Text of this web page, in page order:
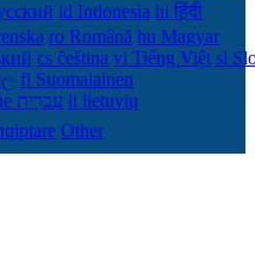
id Indonesia hi हिंदी
ro Română hu Magyar
cs čeština‎ vi Tiếng Việt sl
fi Suomalainen
he עִברִית lt lietuvių
Other